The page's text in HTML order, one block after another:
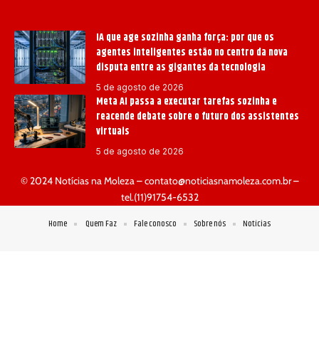
IA que age sozinha ganha força: por que os
agentes inteligentes estão no centro da nova
disputa entre as gigantes da tecnologia
5 de agosto de 2026
Meta AI passa a executar tarefas sozinha e
reacende debate sobre o futuro dos assistentes
virtuais
5 de agosto de 2026
© 2024 Notícias na Moleza –contato@noticiasnamoleza.com.br–
tel.(11)91754-6532
Home Quem Faz Fale conosco Sobre nós Notícias